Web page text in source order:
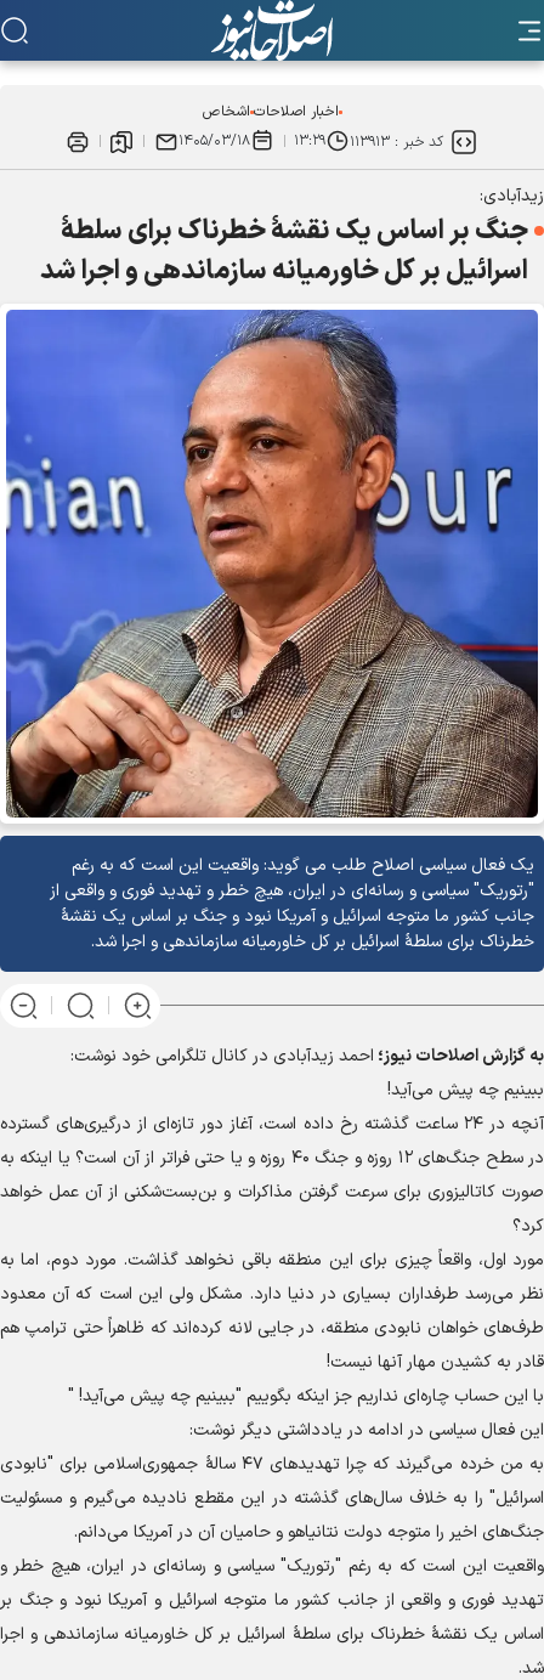
اخبار اصلاحاتاشخاص
کد خبر : ۱۱۳۹۱۳ ۱۳:۲۹ ۱۴۰۵/۰۳/۱۸
زیدآبادی:
جنگ بر اساس یک نقشهٔ خطرناک برای سلطهٔ
اسرائیل بر کل خاورمیانه سازماندهی و اجرا شد
یک فعال سیاسی اصلاح طلب می گوید: واقعیت این است که به رغم
"رتوریک" سیاسی و رسانه‌ای در ایران، هیچ خطر و تهدید فوری و واقعی از
جانب کشور ما متوجه اسرائیل و آمریکا نبود و جنگ بر اساس یک نقشهٔ
خطرناک برای سلطهٔ اسرائیل بر کل خاورمیانه سازماندهی و اجرا شد.
به گزارشاصلاحات نیوز؛ احمد زیدآبادی در کانال تلگرامی خود نوشت:
ببینیم چه پیش می‌آید!
آنچه در ۲۴ ساعت گذشته رخ داده است، آغاز دور تازه‌ای از درگیری‌های گسترده
در سطح جنگ‌های ۱۲ روزه و جنگ ۴۰ روزه و یا حتی فراتر از آن است؟ یا اینکه به
صورت کاتالیزوری برای سرعت گرفتن مذاکرات و بن‌بست‌شکنی از آن عمل خواهد
کرد؟
مورد اول، واقعاً چیزی برای این منطقه باقی نخواهد گذاشت. مورد دوم، اما به
نظر می‌رسد طرفداران بسیاری در دنیا دارد. مشکل ولی این است که آن معدود
طرف‌های خواهان نابودی منطقه، در جایی لانه کرده‌اند که ظاهراً حتی ترامپ هم
قادر به کشیدن مهار آنها نیست!
با این حساب چاره‌ای نداریم جز اینکه بگوییم "ببینیم چه پیش می‌آید! "
این فعال سیاسی در ادامه در یادداشتی دیگر نوشت:
به من خرده می‌گیرند که چرا تهدید‌های ۴۷ سالهٔ جمهوری‌اسلامی برای "نابودی
اسرائیل" را به خلاف سال‌های گذشته در این مقطع نادیده می‌گیرم و مسئولیت
جنگ‌های اخیر را متوجه دولت نتانیاهو و حامیان آن در آمریکا می‌دانم.
واقعیت این است که به رغم "رتوریک" سیاسی و رسانه‌ای در ایران، هیچ خطر و
تهدید فوری و واقعی از جانب کشور ما متوجه اسرائیل و آمریکا نبود و جنگ بر
اساس یک نقشهٔ خطرناک برای سلطهٔ اسرائیل بر کل خاورمیانه سازماندهی و اجرا
شد.